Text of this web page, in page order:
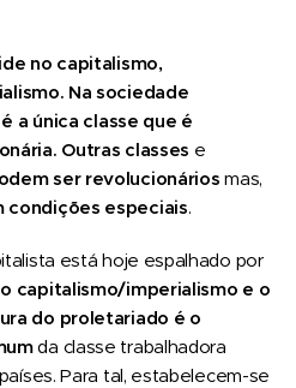
no capitalismo,
Na sociedade
a única classe que é
Outras classes e
ser revolucionários mas,
condições especiais.
está hoje espalhado por
capitalismo/imperialismo e o
do proletariado é o
da classe trabalhadora
Para tal, estabelecem-se